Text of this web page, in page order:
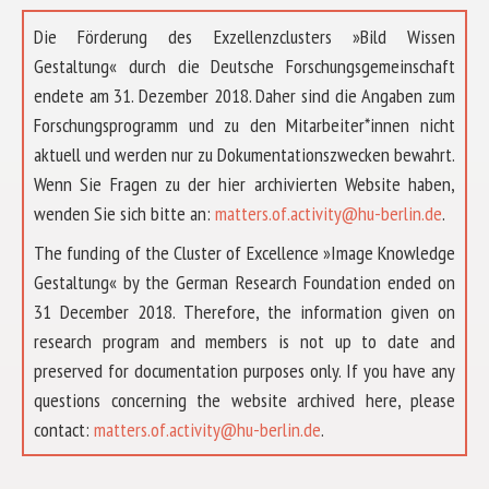
Die Förderung des Exzellenzclusters »Bild Wissen
Gestaltung« durch die Deutsche Forschungsgemeinschaft
endete am 31. Dezember 2018. Daher sind die Angaben zum
Forschungsprogramm und zu den Mitarbeiter*innen nicht
aktuell und werden nur zu Dokumentationszwecken bewahrt.
Wenn Sie Fragen zu der hier archivierten Website haben,
wenden Sie sich bitte an: matters.of.activity@hu-berlin.de.
The funding of the Cluster of Excellence »Image Knowledge
Gestaltung« by the German Research Foundation ended on
31 December 2018. Therefore, the information given on
research program and members is not up to date and
preserved for documentation purposes only. If you have any
questions concerning the website archived here, please
contact: matters.of.activity@hu-berlin.de.
ÜBER UNS